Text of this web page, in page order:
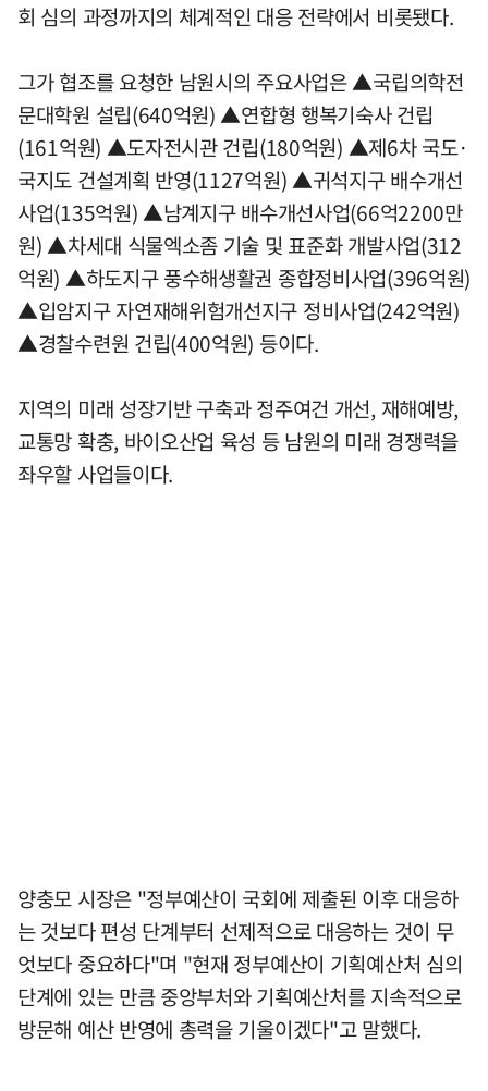
회 심의 과정까지의 체계적인 대응 전략에서 비롯됐다.
그가 협조를 요청한 남원시의 주요사업은 ▲국립의학전
문대학원 설립(640억원) ▲연합형 행복기숙사 건립
(161억원) ▲도자전시관 건립(180억원) ▲제6차 국도·
국지도 건설계획 반영(1127억원) ▲귀석지구 배수개선
사업(135억원) ▲남계지구 배수개선사업(66억2200만
원) ▲차세대 식물엑소좀 기술 및 표준화 개발사업(312
억원) ▲하도지구 풍수해생활권 종합정비사업(396억원)
▲입암지구 자연재해위험개선지구 정비사업(242억원)
▲경찰수련원 건립(400억원) 등이다.
지역의 미래 성장기반 구축과 정주여건 개선, 재해예방,
교통망 확충, 바이오산업 육성 등 남원의 미래 경쟁력을
좌우할 사업들이다.
양충모 시장은 "정부예산이 국회에 제출된 이후 대응하
는 것보다 편성 단계부터 선제적으로 대응하는 것이 무
엇보다 중요하다"며 "현재 정부예산이 기획예산처 심의
단계에 있는 만큼 중앙부처와 기획예산처를 지속적으로
방문해 예산 반영에 총력을 기울이겠다"고 말했다.